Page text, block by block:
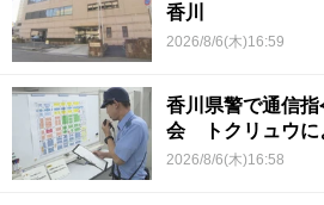
香川
2026/8/6(木)16:59
香川県警で通信
会 トクリュウに
2026/8/6(木)16:58